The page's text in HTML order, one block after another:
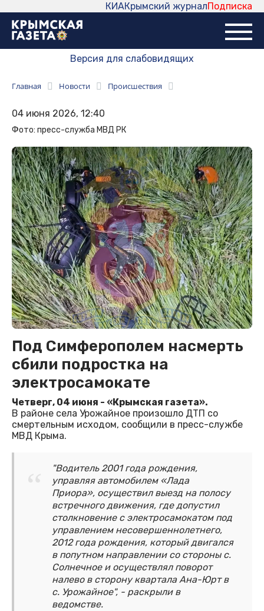
Подписка
Крымский журнал
КИА
Версия для слабовидящих
Главная Новости Происшествия
04 июня 2026, 12:40
Фото: пресс-служба МВД РК
Под Симферополем насмерть
сбили подростка на
электросамокате
Четверг, 04 июня - «Крымская газета».
В районе села Урожайное произошло ДТП со
смертельным исходом, сообщили в пресс-службе
МВД Крыма.
"Водитель 2001 года рождения,
управляя автомобилем «Лада
Приора», осуществил выезд на полосу
встречного движения, где допустил
столкновение с электросамокатом под
управлением несовершеннолетнего,
2012 года рождения, который двигался
в попутном направлении со стороны с.
Солнечное и осуществлял поворот
налево в сторону квартала Ана-Юрт в
с. Урожайное", - раскрыли в
ведомстве.